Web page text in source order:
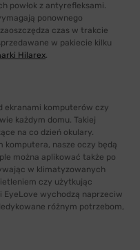
powłok z antyrefleksami.
ponownego
czas w trakcie
w pakiecie kilku
Hilarex.
ekranami komputerów czy
każdym domu. Takiej
na co dzień okulary.
komputera, nasze oczy będą
można aplikować także po
w klimatyzowanych
czy użytkując
wychodzą naprzeciw
różnym potrzebom,